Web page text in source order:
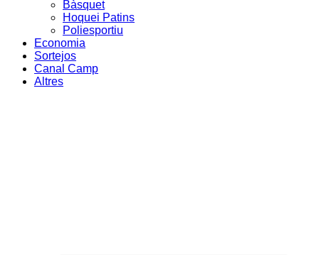
Bàsquet
Hoquei Patins
Poliesportiu
Economia
Sortejos
Canal Camp
Altres